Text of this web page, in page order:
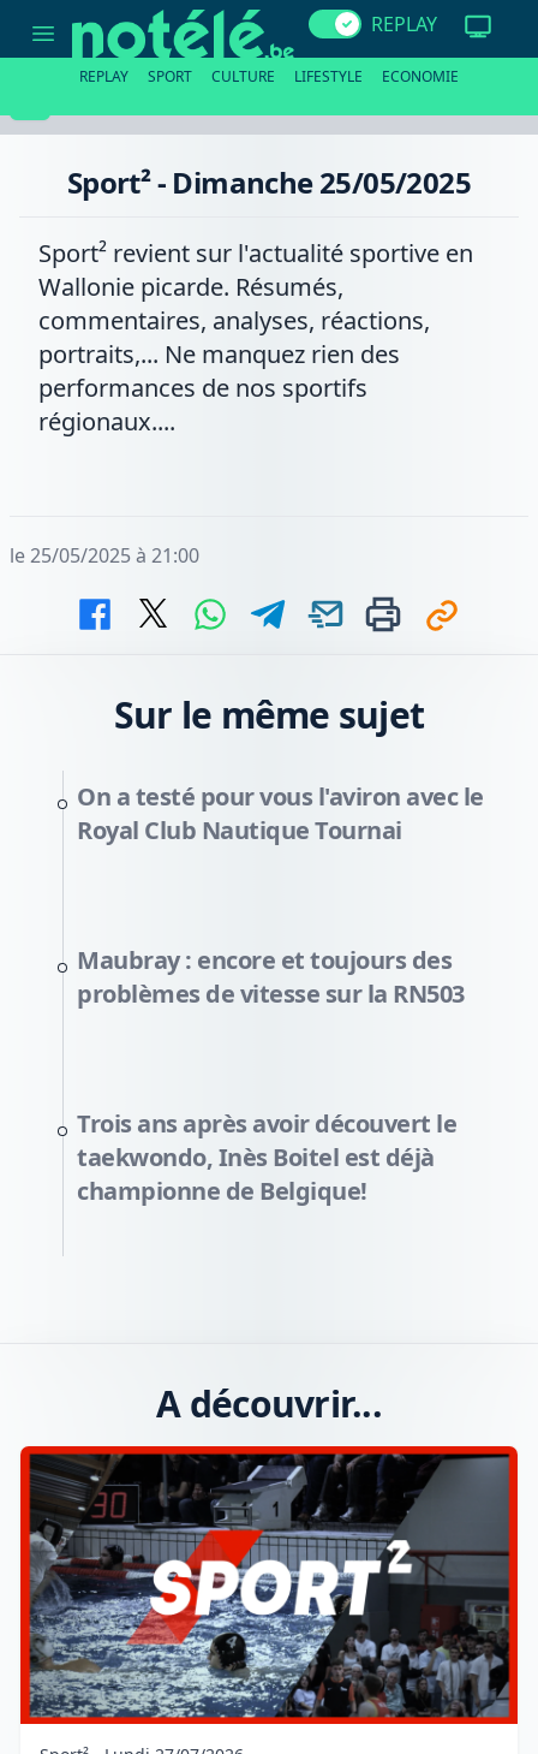
Dimanche
REPLAY
REPLAY SPORT CULTURE LIFESTYLE ECONOMIE
Sport² - Dimanche 25/05/2025
Sport² revient sur l'actualité sportive en
Wallonie picarde. Résumés,
commentaires, analyses, réactions,
portraits,... Ne manquez rien des
performances de nos sportifs
régionaux....
le 25/05/2025 à 21:00
Sur le même sujet
On a testé pour vous l'aviron avec le
Royal Club Nautique Tournai
Maubray : encore et toujours des
problèmes de vitesse sur la RN503
Trois ans après avoir découvert le
taekwondo, Inès Boitel est déjà
championne de Belgique!
A découvrir...